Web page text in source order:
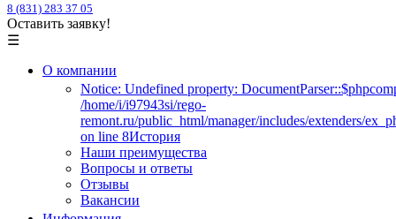
8 (831) 283 37 05
Оставить заявку!
☰
О компании
Notice: Undefined property:
/home/i/i97943si/rego-
remont.ru/public_html/manager/includes/extenders/
on line 8История
Наши преимущества
Вопросы и ответы
Отзывы
Вакансии